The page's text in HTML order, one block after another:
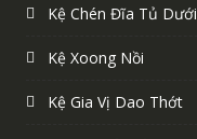
Kệ Chén Đĩa Tủ Dưới
Kệ Xoong Nồi
Kệ Gia Vị Dao Thớt